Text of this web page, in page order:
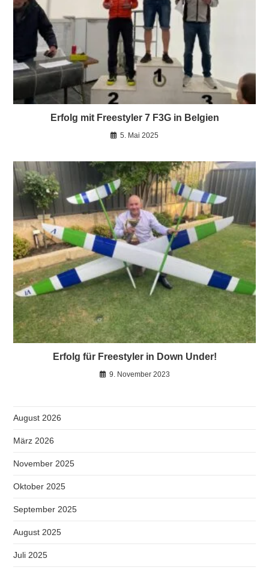
Erfolg mit Freestyler 7 F3G in Belgien
5. Mai 2025
Erfolg für Freestyler in Down Under!
9. November 2023
August 2026
März 2026
November 2025
Oktober 2025
September 2025
August 2025
Juli 2025